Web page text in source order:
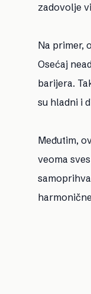
zadovolje
Na primer,
Osećaj
barijera.
su hladni i
Međutim,
veoma